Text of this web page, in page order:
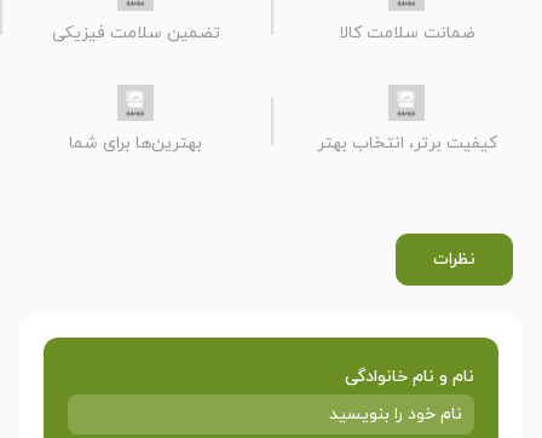
ضمانت سلامت کالا تضمین سلامت فیزیکی
کیفیت برتر، انتخاب بهتر بهترین‌ها برای شما
نظرات
نام و نام خانوادگی